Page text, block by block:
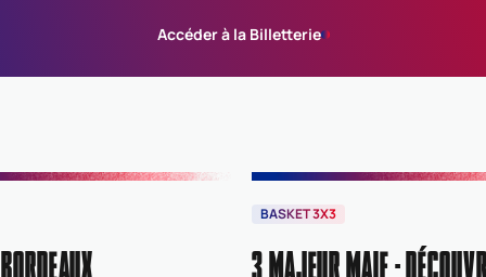
Accéder à la Billetterie
BASKET 3X3
3 MAJEUR MAIF :